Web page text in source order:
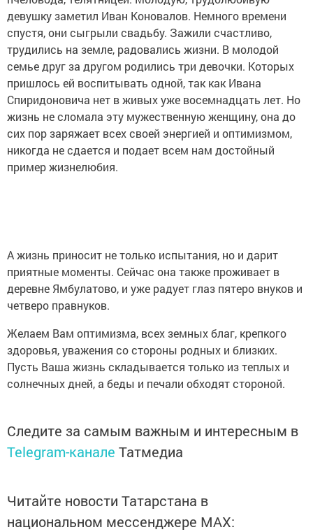
девушку заметил Иван Коновалов. Немного времени
спустя, они сыгрыли свадьбу. Зажили счастливо,
трудились на земле, радовались жизни. В молодой
семье друг за другом родились три девочки. Которых
пришлось ей воспитывать одной, так как Ивана
Спиридоновича нет в живых уже восемнадцать лет. Но
жизнь не сломала эту мужественную женщину, она до
сих пор заряжает всех своей энергией и оптимизмом,
никогда не сдается и подает всем нам достойный
пример жизнелюбия.
А жизнь приносит не только испытания, но и дарит
приятные моменты. Сейчас она также проживает в
деревне Ямбулатово, и уже радует глаз пятеро внуков и
четверо правнуков.
Желаем Вам оптимизма, всех земных благ, крепкого
здоровья, уважения со стороны родных и близких.
Пусть Ваша жизнь складывается только из теплых и
солнечных дней, а беды и печали обходят стороной.
Следите за самым важным и интересным в
Telegram-канале Татмедиа
Читайте новости Татарстана в
национальном мессенджере MАХ: